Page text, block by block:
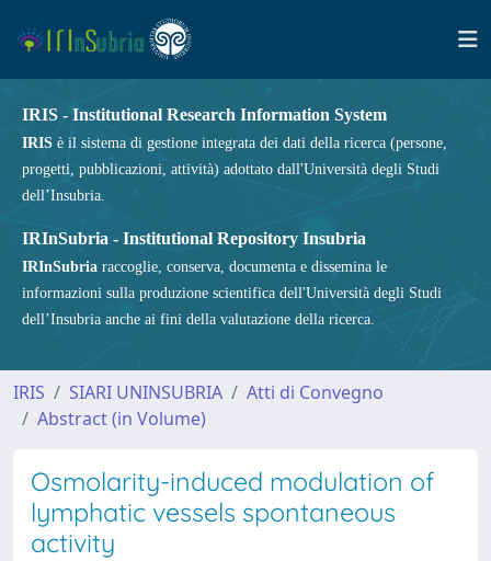
IRIS - Institutional Research Information System
IRIS è il sistema di gestione integrata dei dati della ricerca (persone,
progetti, pubblicazioni, attività) adottato dall'Università degli Studi
dell’Insubria.
IRInSubria - Institutional Repository Insubria
IRInSubria raccoglie, conserva, documenta e dissemina le
informazioni sulla produzione scientifica dell'Università degli Studi
dell’Insubria anche ai fini della valutazione della ricerca.
IRIS SIARI UNINSUBRIA
Atti di Convegno
Abstract (in Volume)
Osmolarity-induced modulation of
lymphatic vessels spontaneous
activity